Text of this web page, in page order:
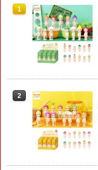
1
1
2